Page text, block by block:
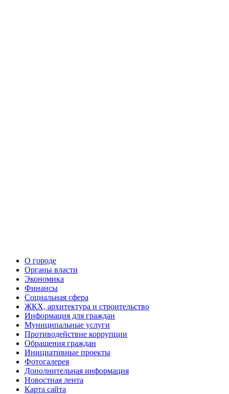
О городе
Органы власти
Экономика
Финансы
Социальная сфера
ЖКХ, архитектура и строительство
Информация для граждан
Муниципальные услуги
Противодействие коррупции
Обращения граждан
Инициативные проекты
Фотогалерея
Дополнительная информация
Новостная лента
Карта сайта